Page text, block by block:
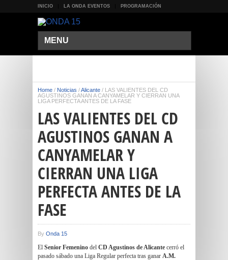
INICIO LA ONDA EVENTOS PROGRAMACIÓN
MENU
Home / Noticias /Alicante / LAS VALIENTES DEL CD
AGUSTINOS GANAN A CANYAMELAR Y CIERRAN UNA
LIGA PERFECTA ANTES DE LA FASE
LAS VALIENTES DEL CD
AGUSTINOS GANAN A
CANYAMELAR Y
CIERRAN UNA LIGA
PERFECTA ANTES DE LA
FASE
By Onda 15
El Senior Femenino del CD Agustinos de Alicante cerró el
pasado sábado una Liga Regular perfecta tras ganar A.M.